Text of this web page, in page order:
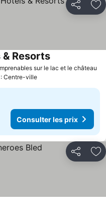
Partager
sur le lac et le château
Resorts
Centre-ville
Consulter les prix
Partager